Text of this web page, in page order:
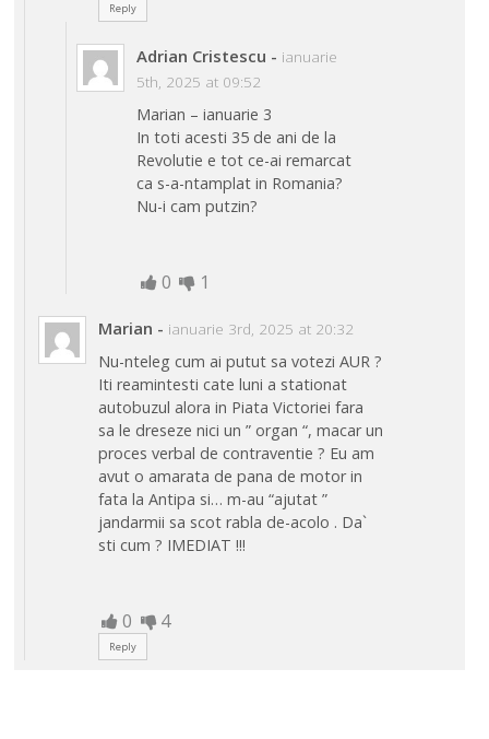
Reply
Adrian Cristescu - ianuarie
5th, 2025 at 09:52
Marian – ianuarie 3
In toti acesti 35 de ani de la
Revolutie e tot ce-ai remarcat
ca s-a-ntamplat in Romania?
Nu-i cam putzin?
0 1
Marian - ianuarie 3rd, 2025 at 20:32
Nu-nteleg cum ai putut sa votezi AUR ?
Iti reamintesti cate luni a stationat
autobuzul alora in Piata Victoriei fara
sa le dreseze nici un ” organ “, macar un
proces verbal de contraventie ? Eu am
avut o amarata de pana de motor in
fata la Antipa si… m-au “ajutat ”
jandarmii sa scot rabla de-acolo . Da`
sti cum ? IMEDIAT !!!
0 4
Reply